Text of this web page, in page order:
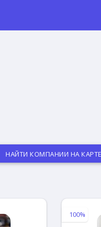
НАЙТИ КОМПАНИИ НА КАРТЕ
100%